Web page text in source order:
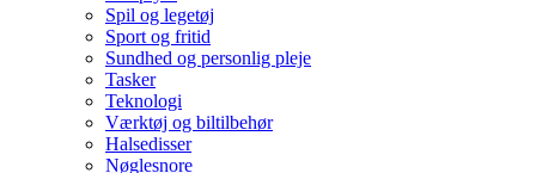
Spil og legetøj
Sport og fritid
Sundhed og personlig pleje
Tasker
Teknologi
Værktøj og biltilbehør
Halsedisser
Nøglesnore